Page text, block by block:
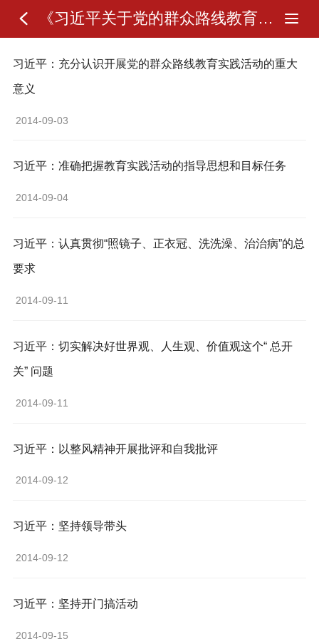
《习近平关于党的群众路线教育实践活动论述摘编》
习近平：充分认识开展党的群众路线教育实践活动的重大
意义
2014-09-03
习近平：准确把握教育实践活动的指导思想和目标任务
2014-09-04
习近平：认真贯彻“照镜子、正衣冠、洗洗澡、治治病”的总
要求
2014-09-11
习近平：切实解决好世界观、人生观、价值观这个“ 总开
关” 问题
2014-09-11
习近平：以整风精神开展批评和自我批评
2014-09-12
习近平：坚持领导带头
2014-09-12
习近平：坚持开门搞活动
2014-09-15